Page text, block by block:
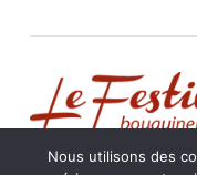
le festin de
"LE FESTIN DE BABETTE" – BOUQUINERIE GASTRONOMIQUE
Nous utilisons des